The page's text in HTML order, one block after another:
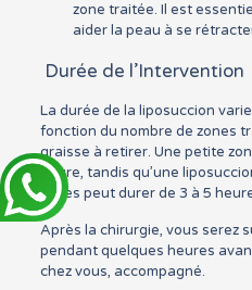
zone traitée. Il est
aider la peau à se
Durée de l’Intervention
La durée de la liposuccion
fonction du nombre de zones
graisse à retirer. Une petite
heure, tandis qu’une
zones peut durer de 3 à 5
Après la chirurgie, vous serez
pendant quelques heures
chez vous, accompagné.